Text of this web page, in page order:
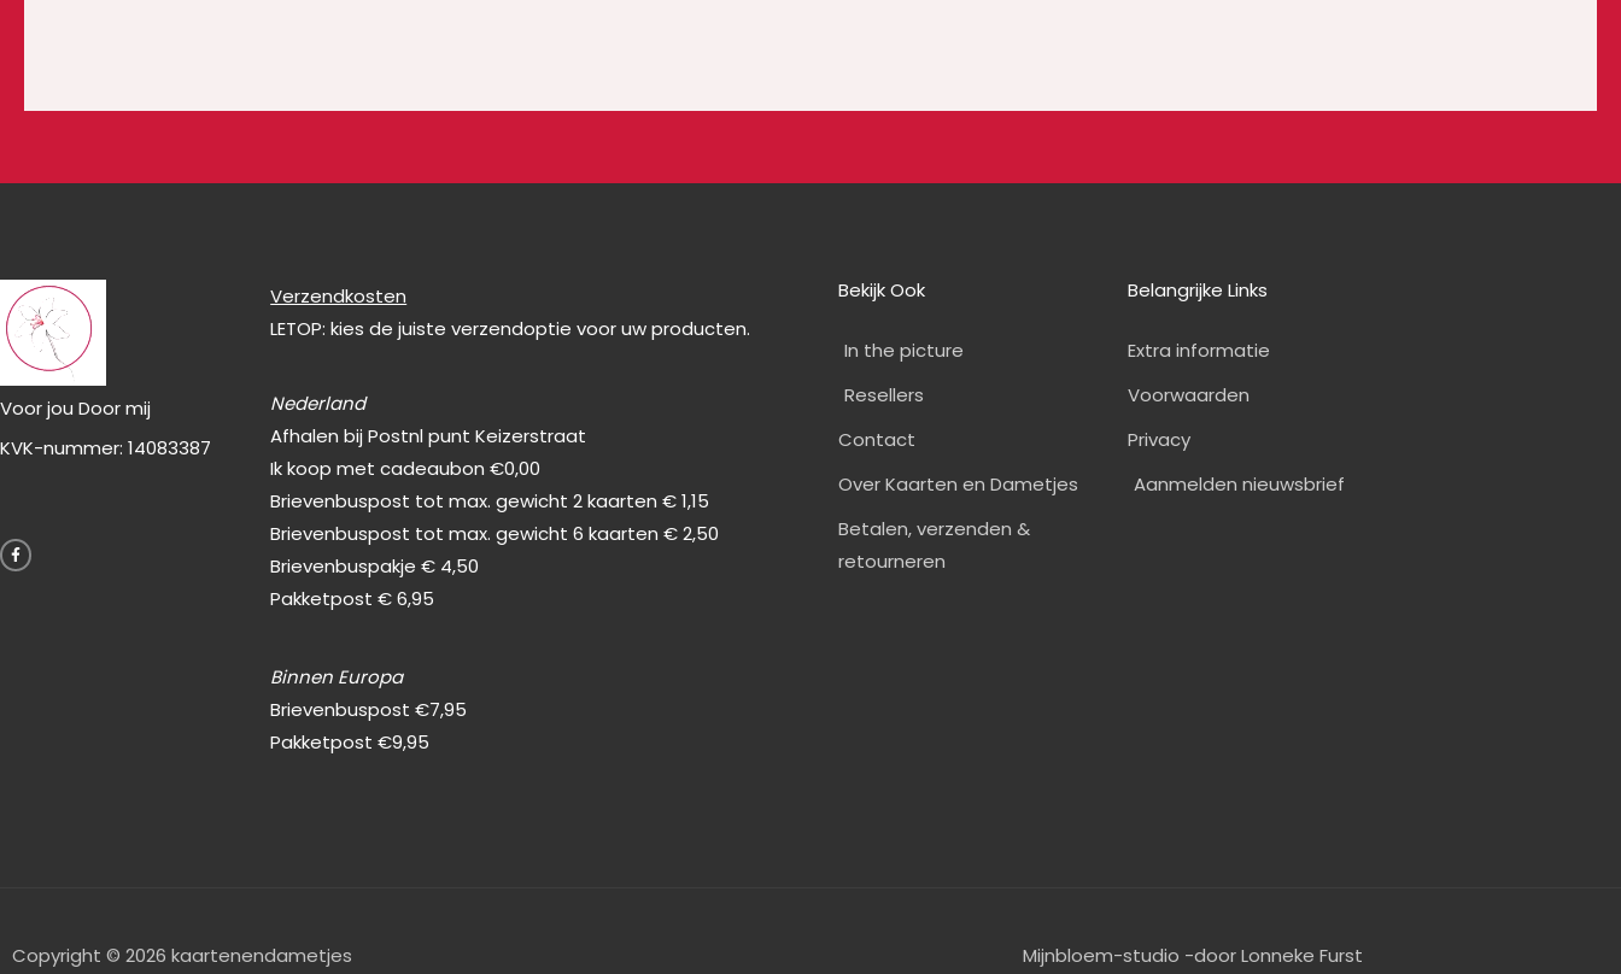
Voor jou Door mij
KVK-nummer: 14083387
a
c
e
Verzendkosten
LETOP: kies de juiste verzendoptie voor uw producten.
Nederland
Afhalen bij Postnl punt Keizerstraat
Ik koop met cadeaubon €0,00
Brievenbuspost tot max. gewicht 2 kaarten € 1,15
Brievenbuspost tot max. gewicht 6 kaarten € 2,50
Brievenbuspakje € 4,50
Pakketpost € 6,95
Binnen Europa
Brievenbuspost €7,95
Pakketpost €9,95
Bekijk Ook
In the picture
Resellers
Contact
Over Kaarten en Dametjes
Betalen, verzenden &
retourneren
Belangrijke Links
Extra informatie
Voorwaarden
Privacy
Aanmelden nieuwsbrief
Copyright © 2026 kaartenendametjes Mijnbloem-studio -door Lonneke Furst